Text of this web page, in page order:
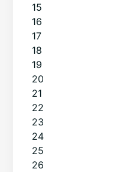
15
16
17
18
19
20
21
22
23
24
25
26